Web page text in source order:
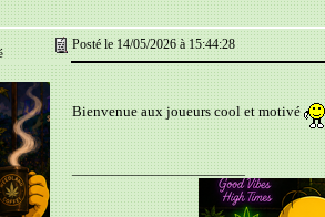
Posté le 14/05/2026 à 15:44:28
Bienvenue aux joueurs cool et motivé
__________________________